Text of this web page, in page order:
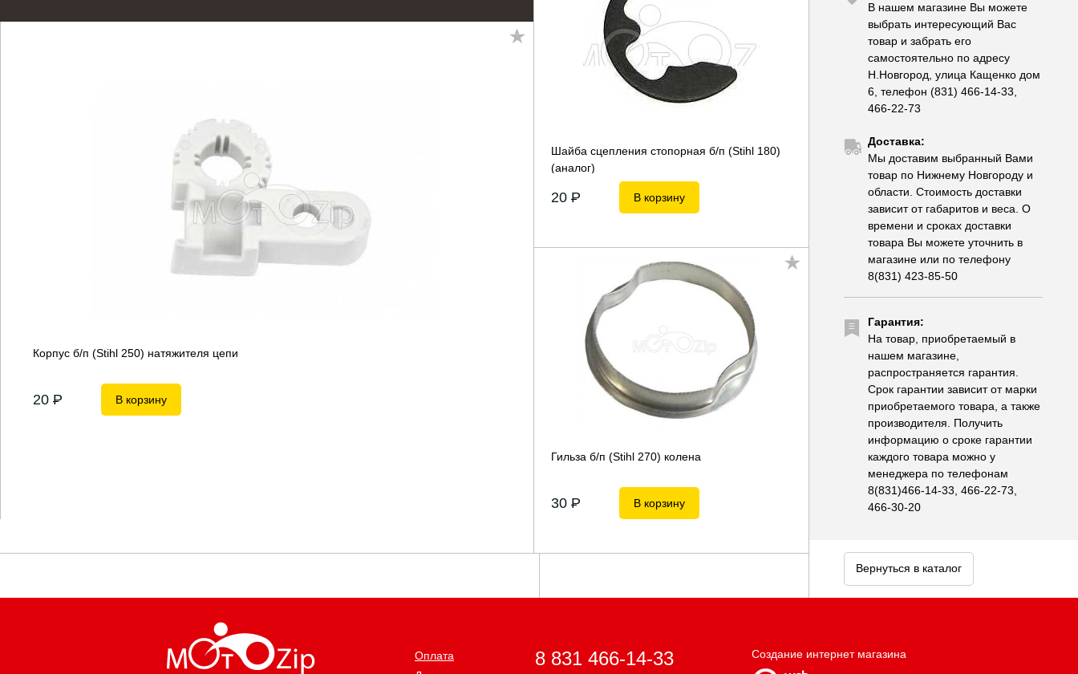
В нашем магазине Вы можете
выбрать интересующий Вас
товар и забрать его
самостоятельно по адресу
Н.Новгород, улица Кащенко дом
6, телефон (831) 466-14-33,
466-22-73
Доставка:
Мы доставим выбранный Вами
товар по Нижнему Новгороду и
области. Стоимость доставки
зависит от габаритов и веса. О
времени и сроках доставки
товара Вы можете уточнить в
магазине или по телефону
8(831) 423-85-50
Гарантия:
На товар, приобретаемый в
нашем магазине,
распространяется гарантия.
Срок гарантии зависит от марки
приобретаемого товара, а также
производителя. Получить
информацию о сроке гарантии
каждого товара можно у
менеджера по телефонам
8(831)466-14-33, 466-22-73,
466-30-20
Вернуться в каталог
Корпус б/п (Stihl 250) натяжителя цепи
20 P В корзину
Шайба сцепления стопорная б/п (Stihl 180)
(аналог)
20 P В корзину
Гильза б/п (Stihl 270) колена
30 P В корзину
Оплата
8 831 466-14-33
Создание интернет магазина